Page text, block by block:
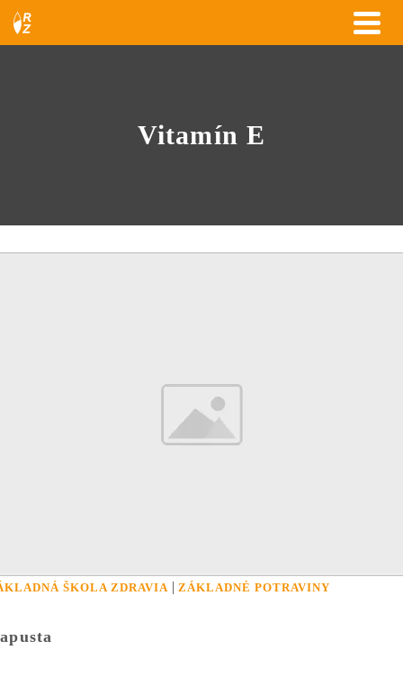
Vitamín E
ŠKOLA ZDRAVIA | ZÁKLADNÉ POTRAVINY